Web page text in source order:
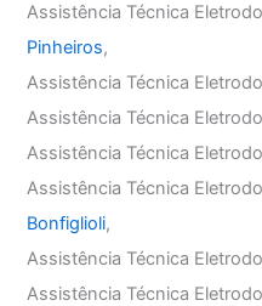
Assistência Técnica
Pinheiros,
Assistência Técnica
Assistência Técnica
Assistência Técnica
Assistência Técnica
Bonfiglioli,
Assistência Técnica
Assistência Técnica